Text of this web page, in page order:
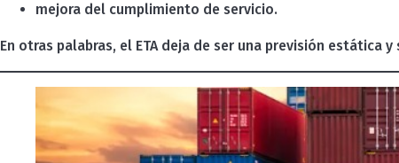
mejora del cumplimiento de servicio.
En otras palabras, el ETA deja de ser una previsión estática